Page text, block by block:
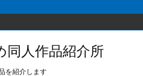
同人作品紹介所
を紹介します